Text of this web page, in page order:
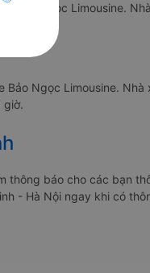
Bảo Ngọc Limousine.
Ngọc Limousine. Nhà
giờ.
thông báo cho các bạn
- Hà Nội ngay khi có